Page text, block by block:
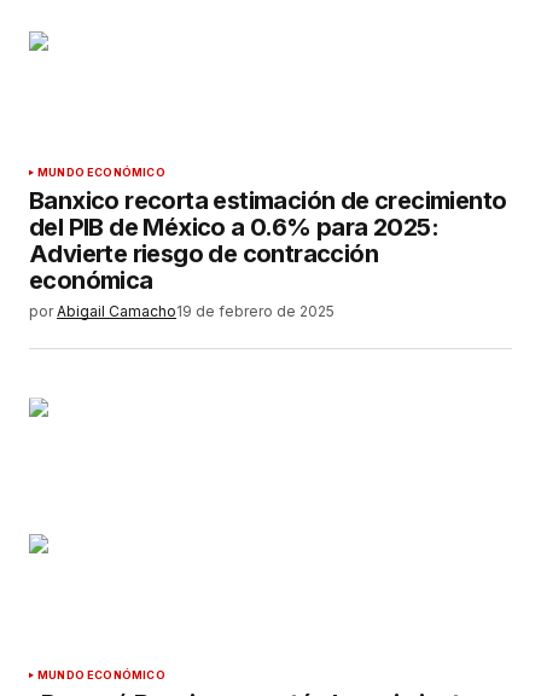
MUNDO ECONÓMICO
Banxico recorta estimación de crecimiento
del PIB de México a 0.6% para 2025:
Advierte riesgo de contracción
económica
por Abigail Camacho19 de febrero de 2025
MUNDO ECONÓMICO